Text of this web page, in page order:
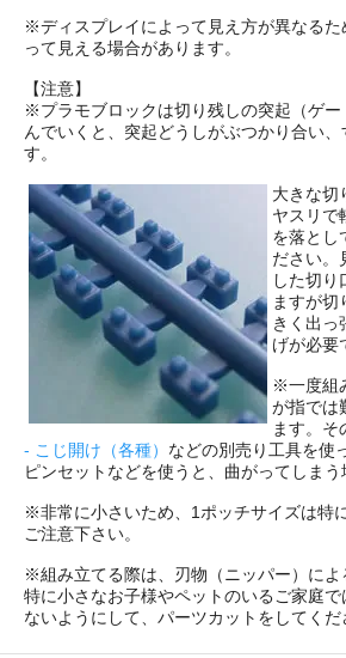
※ディスプレイによって見え方が異なるた
って見える場合があります。
【注意】
※プラモブロックは切り残しの突起（ゲ
んでいくと、突起どうしがぶつかり合い
す。
大きな切
ヤスリで
を落とし
ださい。
した切り
ますが切
きく出っ
げが必要
※一度組
が指では
ます。そ
- こじ開け（各種） などの別売り工具を使
ピンセットなどを使うと、曲がってしまう
※非常に小さいため、1ポッチサイズは特
ご注意下さい。
※組み立てる際は、刃物（ニッパー）によ
特に小さなお子様やペットのいるご家庭
ないようにして、パーツカットをしてくだ